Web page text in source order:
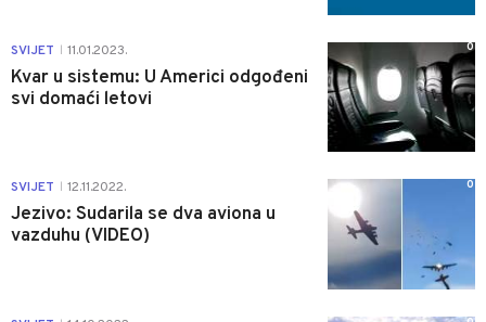
SVIJET 11.01.2023.
Kvar u sistemu: U Americi odgođeni
svi domaći letovi
0
SVIJET 12.11.2022.
Jezivo: Sudarila se dva aviona u
vazduhu (VIDEO)
0